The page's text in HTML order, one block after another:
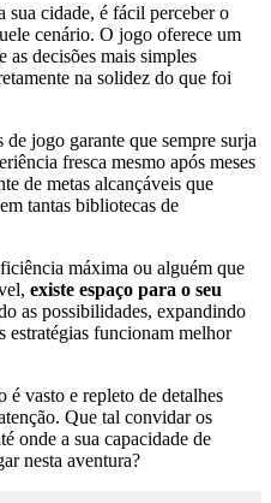
sua cidade, é fácil perceber o
cenário. O jogo oferece um
as decisões mais simples
na solidez do que foi
jogo garante que sempre surja
fresca mesmo após meses
de metas alcançáveis que
tantas bibliotecas de
máxima ou alguém que
existe espaço para o seu
as possibilidades, expandindo
estratégias funcionam melhor
é vasto e repleto de detalhes
Que tal convidar os
onde a sua capacidade de
nesta aventura?